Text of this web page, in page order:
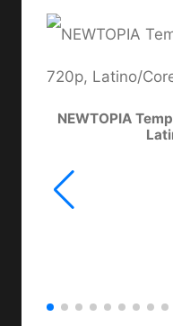
NEWTOPIA